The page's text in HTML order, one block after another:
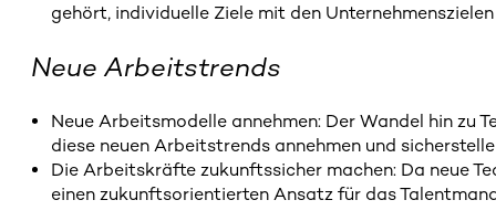
gehört, individuelle Ziele mit den
Neue Arbeitstrends
Neue Arbeitsmodelle annehmen: Der Wandel hin zu
diese neuen Arbeitstrends annehmen und
Die Arbeitskräfte zukunftssicher machen: Da neue
einen zukunftsorientierten Ansatz für das